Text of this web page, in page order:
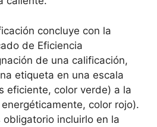
concluye con la
de Eficiencia
de una calificación,
etiqueta en una escala
eficiente, color verde) a la
color rojo).
incluirlo en la